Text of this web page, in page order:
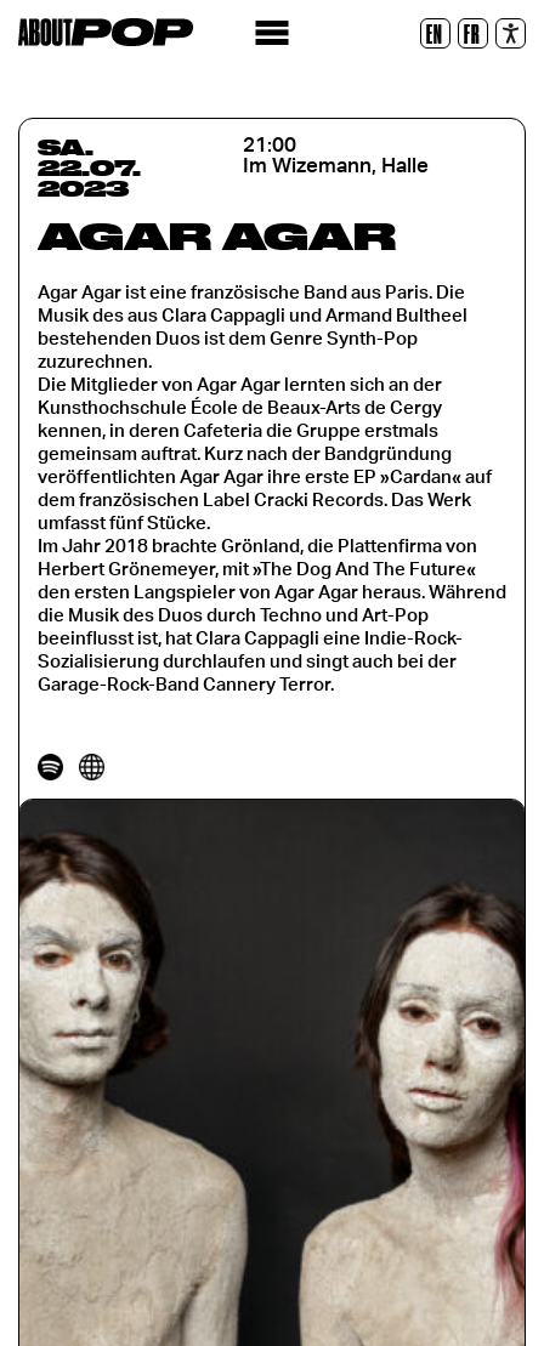
EN FR
Zurücksetzen
SA.
22.07.
2023
21:00
Im Wizemann, Halle
AGAR AGAR
Agar Agar ist eine französische Band aus Paris. Die
Musik des aus Clara Cappagli und Armand Bultheel
bestehenden Duos ist dem Genre Synth-Pop
zuzurechnen.
Die Mitglieder von Agar Agar lernten sich an der
Kunsthochschule École de Beaux-Arts de Cergy
kennen, in deren Cafeteria die Gruppe erstmals
gemeinsam auftrat. Kurz nach der Bandgründung
veröffentlichten Agar Agar ihre erste EP »Cardan« auf
dem französischen Label Cracki Records. Das Werk
umfasst fünf Stücke.
Im Jahr 2018 brachte Grönland, die Plattenfirma von
Herbert Grönemeyer, mit »The Dog And The Future«
den ersten Langspieler von Agar Agar heraus. Während
die Musik des Duos durch Techno und Art-Pop
beeinflusst ist, hat Clara Cappagli eine Indie-Rock-
Sozialisierung durchlaufen und singt auch bei der
Garage-Rock-Band Cannery Terror.